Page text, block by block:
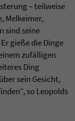
– teilweise
Melkeimer,
sind seine
gieße die Dinge
zufälligen
Ding
sein Gesicht,
so Leopolds